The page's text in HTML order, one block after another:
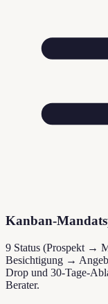
Kanban-
9 Status (Prospekt →
Besichtigung →
Drop und 30-Tage-
Berater.